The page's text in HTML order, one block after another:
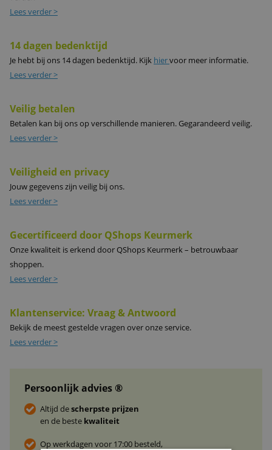
Lees verder >
14 dagen bedenktijd
Je hebt bij ons 14 dagen bedenktijd. Kijk hiervoor meer informatie.
Lees verder >
Veilig betalen
Betalen kan bij ons op verschillende manieren. Gegarandeerd veilig.
Lees verder >
Veiligheid en privacy
Jouw gegevens zijn veilig bij ons.
Lees verder >
Gecertificeerd door QShops Keurmerk
Onze kwaliteit is erkend door QShops Keurmerk – betrouwbaar
shoppen.
Lees verder >
Klantenservice: Vraag & Antwoord
Bekijk de meest gestelde vragen over onze service.
Lees verder >
Persoonlijk advies ®
Altijd descherpste prijzen
en de beste kwaliteit
Op werkdagen voor 17:00 besteld,